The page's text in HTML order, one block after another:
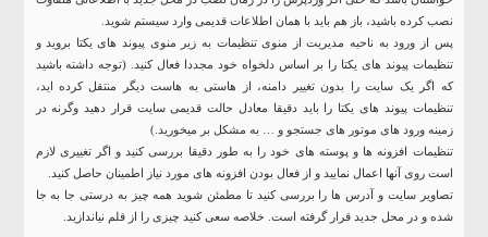
نصب کرده باشید، باز هم باید با همان اطلاعات قدیمی وارد سیستم شوید.
پس از ورود به ناحیه مدیریت از منوی تنظیمات به زیر منوی پیوند های یکتا بروید و
تنظیمات پیوند های یکتا را بر اساس دلخواه خود مجددا فعال کنید. (توجه داشته باشید
که اگر یک سایت را بدون تغییر دامنه، از هاستی به هاست دیگر منتقل کرده اید،
تنظیمات پیوند های یکتا را باید دقیقا معادل حالت قدیمی سایت قرار دهید وگرنه در
زمینه ورود های موتور های جستجو و … به مشکل بر میخورید.)
تنظیمات افزونه ها و پوسته های خود را به طور دقیقا بررسی کنید و اگر تغییری لازم
است روی آنها اعمال نمایید و از فعال بودن افزونه های مورد نیاز اطمینان حاصل کنید.
تصاویر سایت و آدرس ها را بررسی کنید تا مطمئن شوید همه چیز به درستی جا به جا
شده و در محل جدید قرار گرفته است. خلاصه سعی کنید چیزی را از قلم نیاندازید.